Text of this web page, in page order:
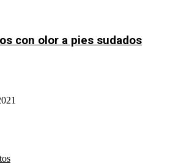
con olor a pies sudados